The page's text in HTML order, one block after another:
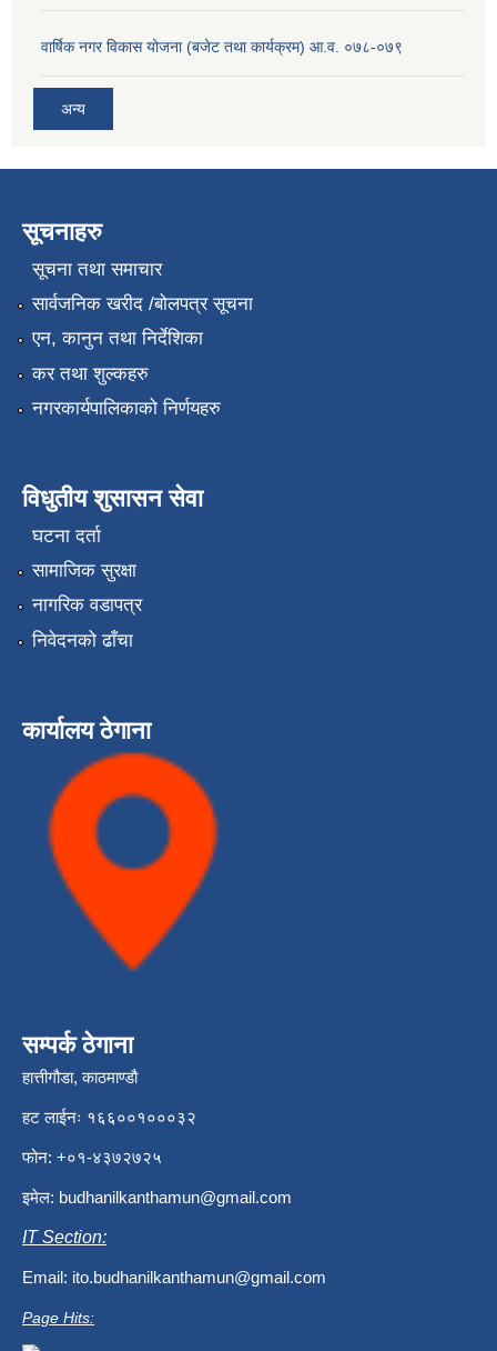
वार्षिक नगर विकास योजना (बजेट तथा कार्यक्रम) आ.व. ०७८-०७९
अन्य
सूचनाहरु
सूचना तथा समाचार
सार्वजनिक खरीद /बोलपत्र सूचना
एन, कानुन तथा निर्देशिका
कर तथा शुल्कहरु
नगरकार्यपालिकाको निर्णयहरु
विधुतीय शुसासन सेवा
घटना दर्ता
सामाजिक सुरक्षा
नागरिक वडापत्र
निवेदनको ढाँचा
कार्यालय ठेगाना
सम्पर्क ठेगाना
हात्तीगौडा, काठमाण्डौ
हट लाईनः १६६००१०००३२
फोन: +०१-४३७२७२५
इमेल: budhanilkanthamun@gmail.com
IT Section:
Email: ito.budhanilkanthamun@gmail.com
Page Hits: